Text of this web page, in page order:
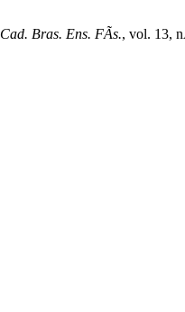
Cad. Bras. Ens. FÃ­s., vol. 13,